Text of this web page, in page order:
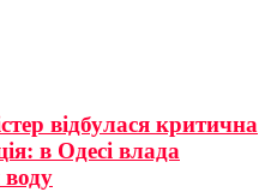
відбулася критична
в Одесі влада